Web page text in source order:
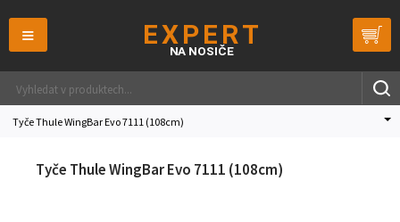
≡
Tyče Thule WingBar Evo 7111 (108cm)
Tyče Thule WingBar Evo 7111 (108cm)